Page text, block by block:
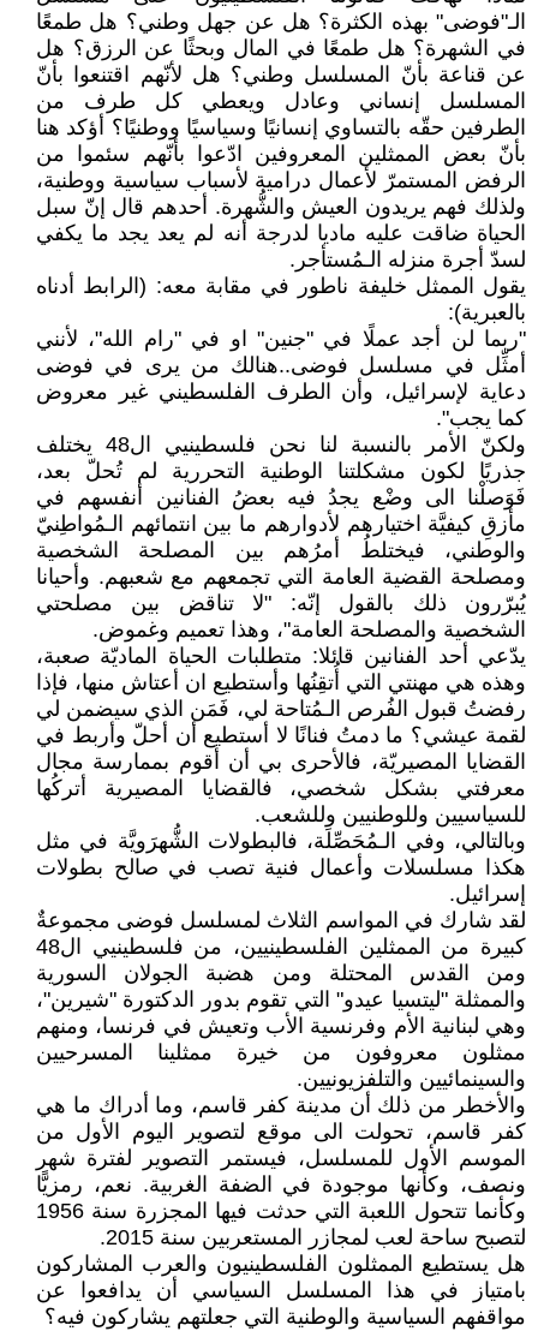
الـ"فوضى" بهذه الكثرة؟ هل عن جهل وطني؟ هل طمعًا
في الشهرة؟ هل طمعًا في المال وبحثًا عن الرزق؟ هل
عن قناعة بأنّ المسلسل وطني؟ هل لأنّهم اقتنعوا بأنّ
المسلسل إنساني وعادل ويعطي كل طرف من
الطرفين حقّه بالتساوي إنسانيًا وسياسيًا ووطنيًا؟ أؤكد هنا
بأنّ بعض الممثلين المعروفين ادّعوا بأنّهم سئموا من
الرفض المستمرّ لأعمال درامية لأسباب سياسية ووطنية،
ولذلك فهم يريدون العيش والشُّهرة. أحدهم قال إنّ سبل
الحياة ضاقت عليه ماديا لدرجة أنه لم يعد يجد ما يكفي
لسدّ أجرة منزله الـمُستأجر.
يقول الممثل خليفة ناطور في مقابة معه: (الرابط أدناه
بالعبرية):
"ربما لن أجد عملًا في "جنين" او في "رام الله"، لأنني
أمثِّل في مسلسل فوضى..هنالك من يرى في فوضى
دعاية لإسرائيل، وأن الطرف الفلسطيني غير معروض
كما يجب".
ولكنّ الأمر بالنسبة لنا نحن فلسطينيي ال48 يختلف
جذريًا لكون مشكلتنا الوطنية التحررية لم تُحلّ بعد،
فَوَصلْنا الى وضْع يجدُ فيه بعضُ الفنانين أنفسهم في
مأزقِ كيفيَّة اختيارهم لأدوارهم ما بين انتمائهم الـمُواطِنيّ
والوطني، فيختلطُ أمرُهم بين المصلحة الشخصية
ومصلحة القضية العامة التي تجمعهم مع شعبهم. وأحيانا
يُبرّرون ذلك بالقول إنّه: "لا تناقض بين مصلحتي
الشخصية والمصلحة العامة"، وهذا تعميم وغموض.
يدّعي أحد الفنانين قائلا: متطلبات الحياة الماديّة صعبة،
وهذه هي مهنتي التي أُتقِنُها وأستطيع ان أعتاش منها، فإذا
رفضتُ قبول الفُرص الـمُتاحة لي، فَمَن الذي سيضمن لي
لقمة عيشي؟ ما دمتُ فنانًا لا أستطيع أن أحلّ وأربط في
القضايا المصيريّة، فالأحرى بي أن أقوم بممارسة مجال
معرفتي بشكل شخصي، فالقضايا المصيرية أتركُها
للسياسيين وللوطنيين وللشعب.
وبالتالي، وفي الـمُحَصِّلَة، فالبطولات الشُّهرَويَّة في مثل
هكذا مسلسلات وأعمال فنية تصب في صالح بطولات
إسرائيل.
لقد شارك في المواسم الثلاث لمسلسل فوضى مجموعةٌ
كبيرة من الممثلين الفلسطينيين، من فلسطينيي ال48
ومن القدس المحتلة ومن هضبة الجولان السورية
والممثلة "ليتسيا عيدو" التي تقوم بدور الدكتورة "شيرين"،
وهي لبنانية الأم وفرنسية الأب وتعيش في فرنسا، ومنهم
ممثلون معروفون من خيرة ممثلينا المسرحيين
والسينمائيين والتلفزيونيين.
والأخطر من ذلك أن مدينة كفر قاسم، وما أدراك ما هي
كفر قاسم، تحولت الى موقع لتصوير اليوم الأول من
الموسم الأول للمسلسل، فيستمر التصوير لفترة شهر
ونصف، وكأنها موجودة في الضفة الغربية. نعم، رمزيًّا
وكأنما تتحول اللعبة التي حدثت فيها المجزرة سنة 1956
لتصبح ساحة لعب لمجازر المستعربين سنة 2015.
هل يستطيع الممثلون الفلسطينيون والعرب المشاركون
بامتياز في هذا المسلسل السياسي أن يدافعوا عن
مواقفهم السياسية والوطنية التي جعلتهم يشاركون فيه؟